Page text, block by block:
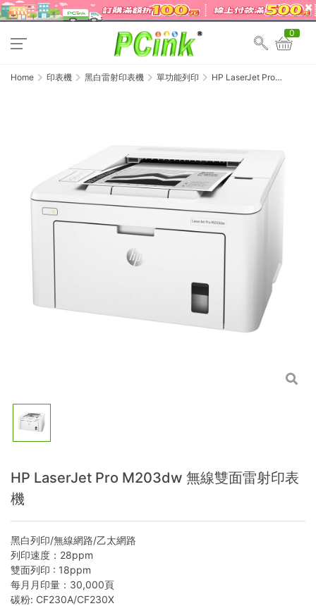
0
Home 印表機 黑白雷射印表機 單功能列印
HP LaserJet Pro
HP LaserJet Pro M203dw 無線雙面雷射印表
機
黑白列印/無線網路/乙太網路
列印速度：28ppm
雙面列印 : 18ppm
每月月印量：30,000頁
碳粉: CF230A/CF230X